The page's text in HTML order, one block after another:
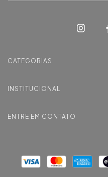
CATEGORIAS
INSTITUCIONAL
ENTRE EM CONTATO